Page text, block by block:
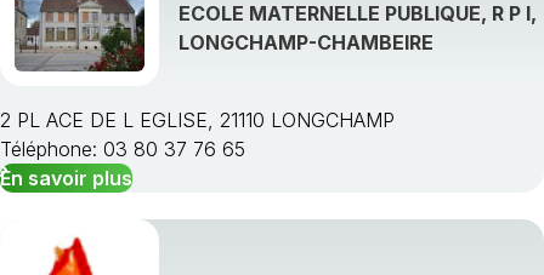
ECOLE MATERNELLE PUBLIQUE, R P I,
LONGCHAMP-CHAMBEIRE
2 PL ACE DE L EGLISE, 21110 LONGCHAMP
Téléphone: 03 80 37 76 65
En savoir plus